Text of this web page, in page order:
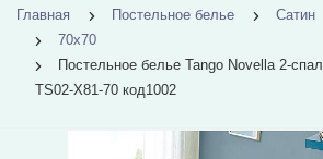
Главная Постельное белье Сатин
70х70
Постельное белье Tango Novella 2-
TS02-X81-70 код1002